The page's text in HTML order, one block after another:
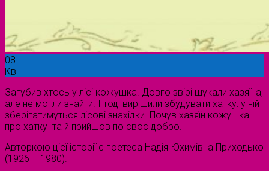
08
Кві
Загубив хтось у лісі кожушка. Довго звірі шукали хазяїна,
але не могли знайти. І тоді вирішили збудувати хатку: у ній
зберігатимуться лісові знахідки. Почув хазяїн кожушка
про хатку та й прийшов по своє добро.
Авторкою цієї історії є поетеса Надія Юхимівна Приходько
(1926 – 1980).